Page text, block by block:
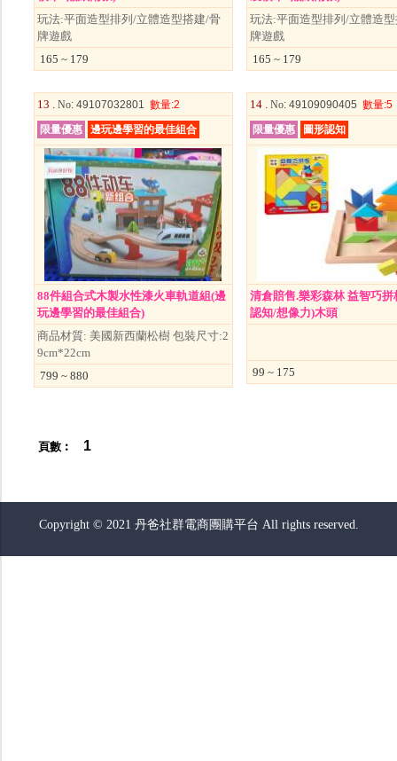
玩法:平面造型排列/立體造型搭建/骨
牌遊戲
165 ~ 179
玩法:平面造型排列/立體造
牌遊戲
165 ~ 179
13 . No: 49107032801 數量:2
限量優惠
邊玩邊學習的最佳組合
88件組合式木製水性漆火車軌道組(邊
玩邊學習的最佳組合)
商品材質: 美國新西蘭松樹 包裝尺寸:2
9cm*22cm
799 ~ 880
14 . No: 49109090405 數量:5
限量優惠
圖形認知
清倉賠售.樂彩森林 益智巧拼
認知/想像力)木頭
99 ~ 175
頁數︰ 1
Copyright © 2021 丹爸社群電商團購平台 All rights reserved.